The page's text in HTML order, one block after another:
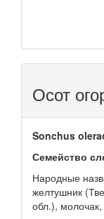
Осот
Sonchus
Семейство
Народные
желтушник
обл.),